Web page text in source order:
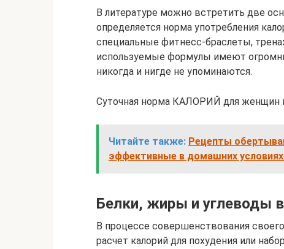
В литературе можно встретить две
определяется норма употребления
специальные фитнесс-браслеты,
используемые формулы имеют
никогда и нигде не упоминаются.
Суточная норма КАЛОРИЙ для женщин
Читайте также: Рецепты
эффективные в домашних условиях
Белки, жиры и углеводы
В процессе совершенствования
расчет калорий для похудения или